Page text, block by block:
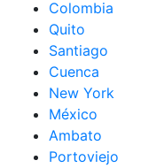
Colombia
Quito
Santiago
Cuenca
New York
México
Ambato
Portoviejo